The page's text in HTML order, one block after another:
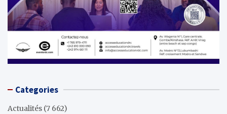
Categories
Actualités (7 662)